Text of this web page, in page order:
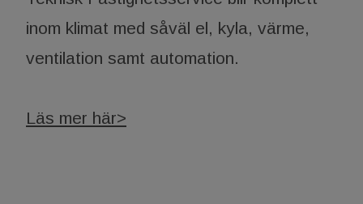
inom klimat med såväl el, kyla, värme,
ventilation samt automation.
Läs mer här>